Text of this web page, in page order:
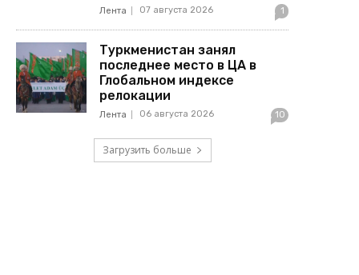
Лента 07 августа 2026 1
Туркменистан занял
последнее место в ЦА в
Глобальном индексе
релокации
Лента 06 августа 2026 10
Загрузить больше